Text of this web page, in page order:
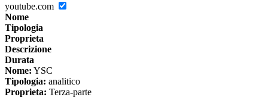
youtube.com
Nome
Tipologia
Proprieta
Descrizione
Durata
Nome: YSC
Tipologia: analitico
Proprieta: Terza-parte